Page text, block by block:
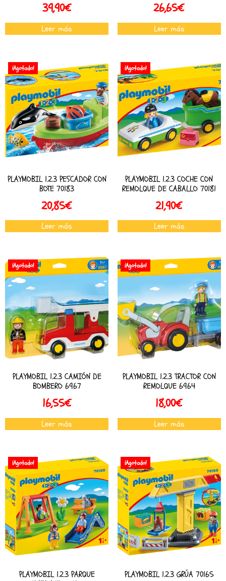
39,90€
Leer más
26,65€
Leer más
¡Agotado!
PLAYMOBIL 1.2.3 PESCADOR CON
BOTE 70183
20,85€
Leer más
¡Agotado!
PLAYMOBIL 1.2.3 COCHE CON
REMOLQUE DE CABALLO 70181
21,90€
Leer más
¡Agotado!
PLAYMOBIL 1.2.3 CAMIÓN DE
BOMBERO 6967
16,55€
Leer más
¡Agotado!
PLAYMOBIL 1.2.3 TRACTOR CON
REMOLQUE 6964
18,00€
Leer más
¡Agotado!
PLAYMOBIL 1.2.3 PARQUE
¡Agotado!
PLAYMOBIL 1.2.3 GRÚA 70165